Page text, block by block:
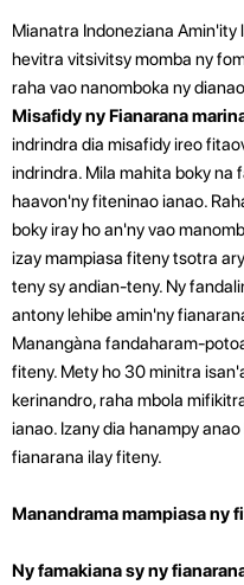
Mianatra Indoneziana
hevitra vitsivitsy momba ny
raha vao nanomboka ny
Misafidy ny Fianarana
indrindra dia misafidy ireo
indrindra. Mila mahita boky
haavon'ny fiteninao ianao.
boky iray ho an'ny vao
izay mampiasa fiteny tsotra
teny sy andian-teny. Ny
antony lehibe amin'ny
Manangàna fandaharam-
fiteny. Mety ho 30 minitra
kerinandro, raha mbola
ianao. Izany dia hanampy
fianarana ilay fiteny.
Manandrama mampiasa ny
Ny famakiana sy ny